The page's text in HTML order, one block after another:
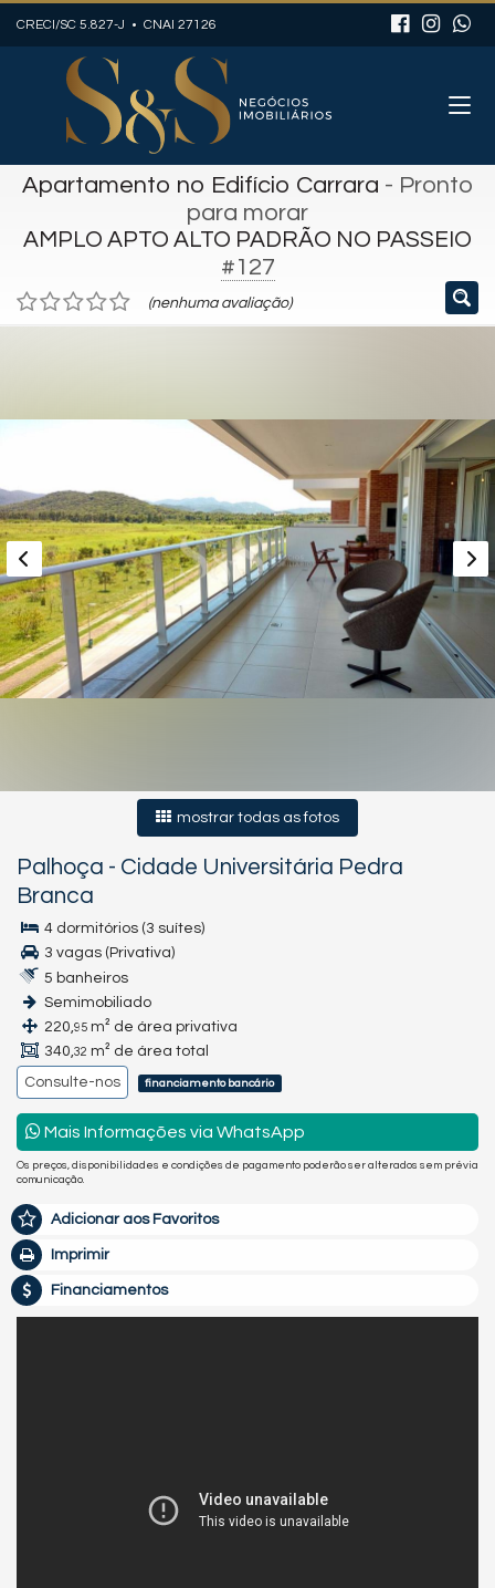
CRECI/SC 5.827-J • CNAI 27126
Apartamento no Edifício Carrara - Pronto
para morar
AMPLO APTO ALTO PADRÃO NO PASSEIO
#127
(nenhuma avaliação)
mostrar todas as fotos
Palhoça - Cidade Universitária Pedra
Branca
4 dormitórios (3 suítes)
3 vagas (Privativa)
5 banheiros
Semimobiliado
220,95 m² de área privativa
340,32 m² de área total
Consulte-nos
financiamento bancário
Mais Informações via WhatsApp
Os preços, disponibilidades e condições de pagamento poderão ser alterados sem prévia
comunicação.
Adicionar aos Favoritos
Imprimir
Financiamentos